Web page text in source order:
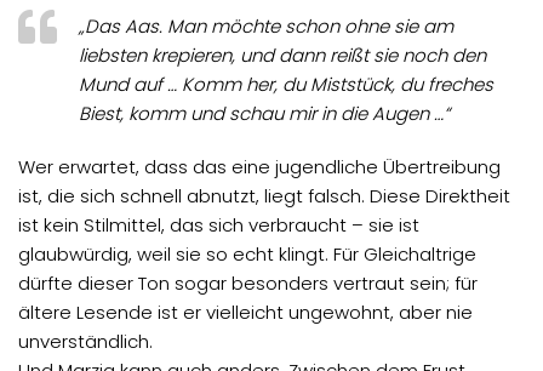
„Das Aas. Man möchte schon ohne sie am
liebsten krepieren, und dann reißt sie noch den
Mund auf … Komm her, du Miststück, du freches
Biest, komm und schau mir in die Augen …“
Wer erwartet, dass das eine jugendliche Übertreibung
ist, die sich schnell abnutzt, liegt falsch. Diese Direktheit
ist kein Stilmittel, das sich verbraucht – sie ist
glaubwürdig, weil sie so echt klingt. Für Gleichaltrige
dürfte dieser Ton sogar besonders vertraut sein; für
ältere Lesende ist er vielleicht ungewohnt, aber nie
unverständlich.